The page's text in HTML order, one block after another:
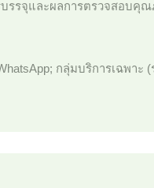
รรจุและผลการตรวจสอบคุ
กลุ่มบริการเฉพาะ